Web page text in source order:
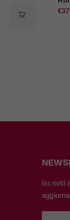
Iscriviti